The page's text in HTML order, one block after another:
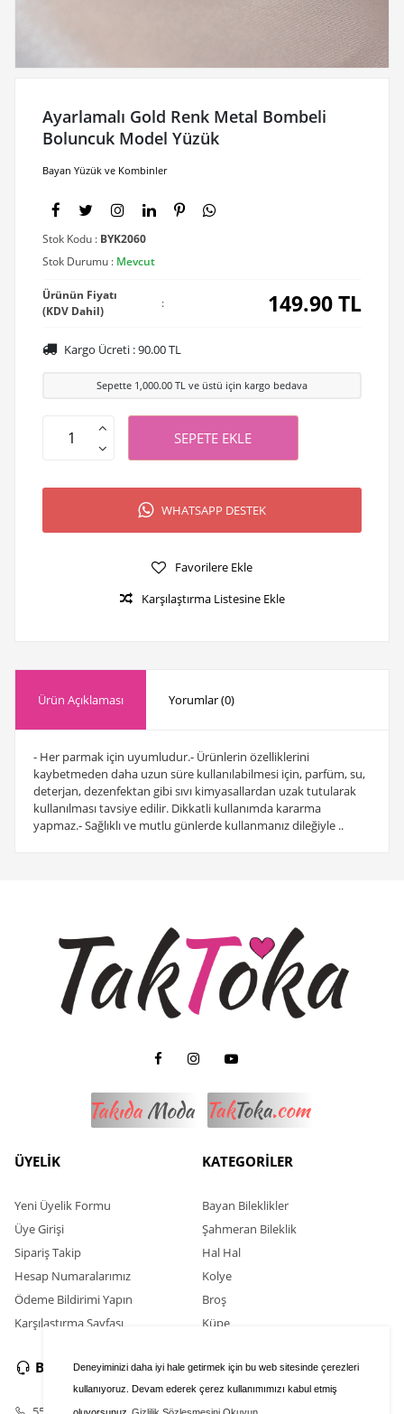
Deneyiminizi daha iyi hale getirmek için bu web sitesinde çerezleri
kullanıyoruz. Devam ederek çerez kullanımımızı kabul etmiş
Ayarlamalı Gold Renk Metal Bombeli
Boluncuk Model Yüzük
Bayan Yüzük ve Kombinler
Stok Kodu : BYK2060
Stok Durumu : Mevcut
Ürünün Fiyatı
(KDV Dahil)
: 149.90TL
Kargo Ücreti :90.00TL
Sepette 1,000.00 TL ve üstü için kargo bedava
SEPETE EKLE
WHATSAPP DESTEK
Favorilere Ekle
Karşılaştırma Listesine Ekle
Ürün Açıklaması Yorumlar (0)
- Her parmak için uyumludur.- Ürünlerin özelliklerini
kaybetmeden daha uzun süre kullanılabilmesi için, parfüm, su,
deterjan, dezenfektan gibi sıvı kimyasallardan uzak tutularak
kullanılması tavsiye edilir. Dikkatli kullanımda kararma
yapmaz.- Sağlıklı ve mutlu günlerde kullanmanız dileğiyle ..
ÜYELİK
Yeni Üyelik Formu
Üye Girişi
Sipariş Takip
Hesap Numaralarımız
Ödeme Bildirimi Yapın
Karşılaştırma Sayfası
KATEGORİLER
Bayan Bileklikler
Şahmeran Bileklik
Hal Hal
Kolye
Broş
Küpe
BİZE ULAŞIN SOSYAL MEDYA